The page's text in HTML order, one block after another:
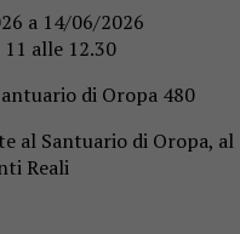
a 14/06/2026
alle 12.30
di Oropa 480
al Santuario di Oropa, al
Reali